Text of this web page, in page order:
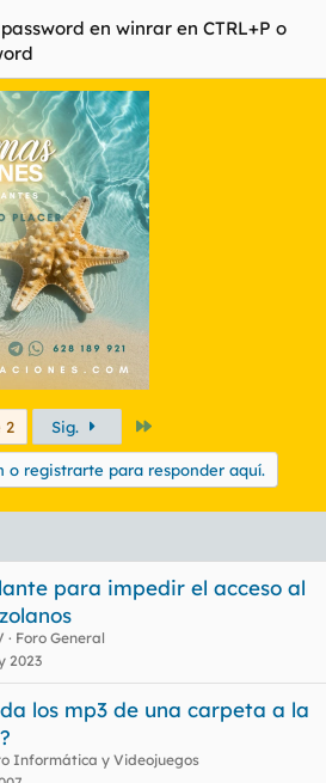
en winrar en CTRL+P o
2 Sig.
o registrarte para responder aquí.
para impedir el acceso al
Foro General
2023
los mp3 de una carpeta a la
Informática y Videojuegos